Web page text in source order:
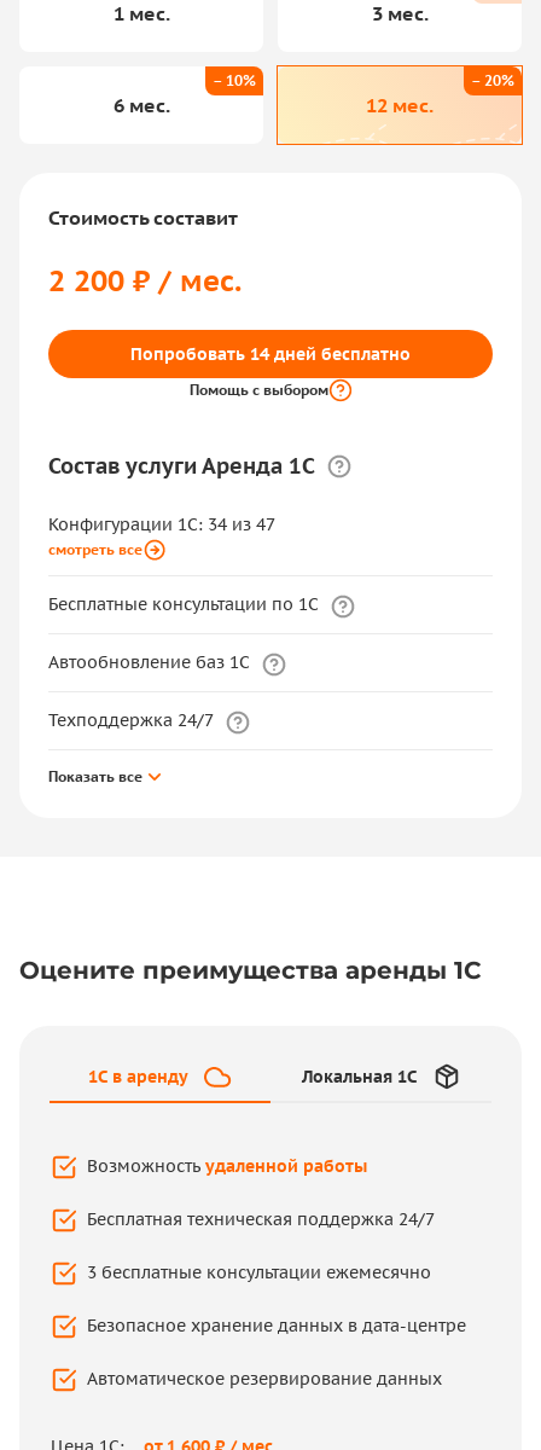
1 мес. 3 мес.
– 10%
6 мес.
– 20%
12 мес.
Состав услуги Аренда 1С
Конфигурации 1С: 34 из 47
смотреть все
Бесплатные консультации по 1С
Автообновление баз 1С
Техподдержка 24/7
Показать все
Стоимость составит
2 200 ₽ / мес.
Попробовать 14 дней бесплатно
Помощь с выбором
Оцените преимущества аренды 1С
1C в аренду Локальная 1С
Возможность удаленной работы
Бесплатная техническая поддержка 24/7
3 бесплатные консультации ежемесячно
Безопасное хранение данных в дата-центре
Автоматическое резервирование данных
Привязка к конкретному рабочему месту
Поддержка – на аутсорсе или специалист в